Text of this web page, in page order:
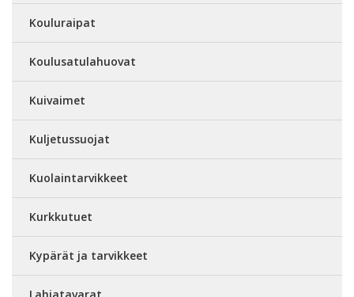
Kouluraipat
Koulusatulahuovat
Kuivaimet
Kuljetussuojat
Kuolaintarvikkeet
Kurkkutuet
Kypärät ja tarvikkeet